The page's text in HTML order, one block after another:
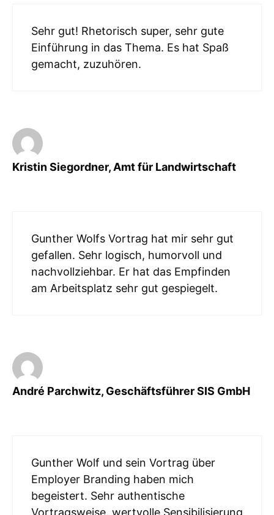
Sehr gut! Rhetorisch super, sehr gute
Einführung in das Thema. Es hat Spaß
gemacht, zuzuhören.
Kristin Siegordner, Amt für Landwirtschaft
Gunther Wolfs Vortrag hat mir sehr gut
gefallen. Sehr logisch, humorvoll und
nachvollziehbar. Er hat das Empfinden
am Arbeitsplatz sehr gut gespiegelt.
André Parchwitz, Geschäftsführer SIS GmbH
Gunther Wolf und sein Vortrag über
Employer Branding haben mich
begeistert. Sehr authentische
Vortragsweise, wertvolle Sensibilisierung